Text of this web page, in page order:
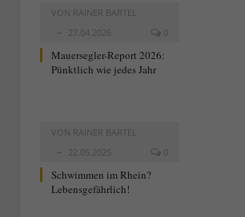
VON RAINER BARTEL
27.04.2026
0
Mauersegler-Report 2026:
Pünktlich wie jedes Jahr
VON RAINER BARTEL
22.05.2025
0
Schwimmen im Rhein?
Lebensgefährlich!